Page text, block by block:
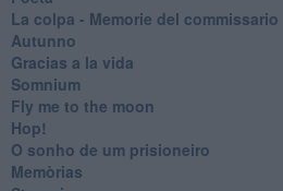
​La colpa - Memorie del commissario
Autunno
Gracias a la vida
Somnium
Fly me to the moon
Hop!
O sonho de um prisioneiro
Memòrias